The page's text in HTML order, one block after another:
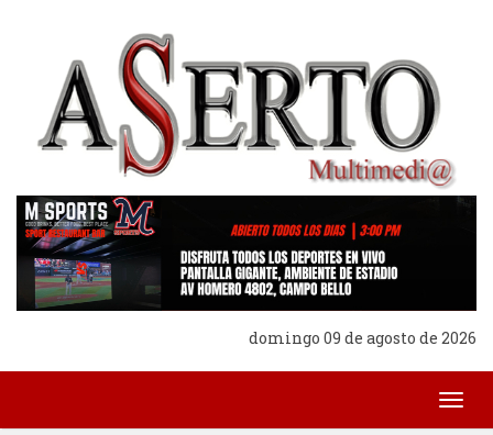
domingo 09 de agosto de 2026